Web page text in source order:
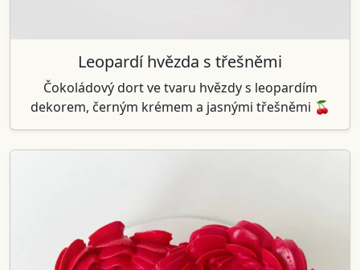
Leopardí hvězda s třešněmi
Čokoládový dort ve tvaru hvězdy s leopardím
dekorem, černým krémem a jasnými třešněmi 🍒